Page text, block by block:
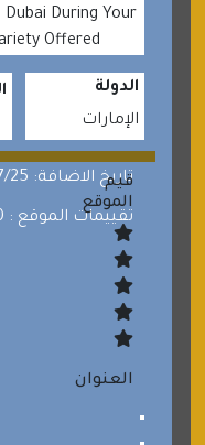
During Your
Offered
الدولة
الإمارات
تاريخ الاضافة: 2020/07/25
تقييمات الموقع : 0
قيم
الموقع
العنوان